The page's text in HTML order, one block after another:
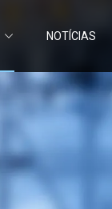
NOTÍCIAS